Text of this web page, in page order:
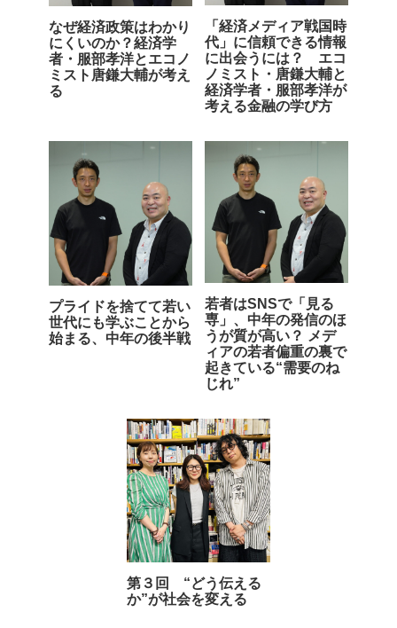
なぜ経済政策はわかり
にくいのか？経済学
者・服部孝洋とエコノ
ミスト唐鎌大輔が考え
る
「経済メディア戦国時
代」に信頼できる情報
に出会うには？ エコ
ノミスト・唐鎌大輔と
経済学者・服部孝洋が
考える金融の学び方
プライドを捨てて若い
世代にも学ぶことから
始まる、中年の後半戦
若者はSNSで「見る
専」、中年の発信のほ
うが質が高い？ メデ
ィアの若者偏重の裏で
起きている“需要のね
じれ”
第３回 “どう伝える
か”が社会を変える